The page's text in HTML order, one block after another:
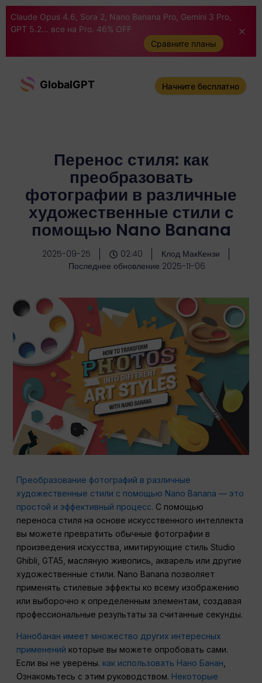
Claude Opus 4.6, Sora 2, Nano Banana Pro, Gemini 3 Pro,
GPT 5.2... все на Pro. 46% OFF
Сравните планы
GlobalGPT Начните бесплатно
Перенос стиля: как
преобразовать
фотографии в различные
художественные стили с
помощью Nano Banana
2025-09-25 02:40
Клод МакКензи
Последнее обновление 2025-11-06
Преобразование фотографий в различные
художественные стили с помощью Nano Banana — это
простой и эффективный процесс. С помощью
переноса стиля на основе искусственного интеллекта
вы можете превратить обычные фотографии в
произведения искусства, имитирующие стиль Studio
Ghibli, GTA5, масляную живопись, акварель или другие
художественные стили. Nano Banana позволяет
применять стилевые эффекты ко всему изображению
или выборочно к определенным элементам, создавая
профессиональные результаты за считанные секунды.
Нанобанан имеет множество других интересных
применений которые вы можете опробовать сами.
Если вы не уверены. как использовать Нано Банан
Ознакомьтесь с этим руководством. Некоторые